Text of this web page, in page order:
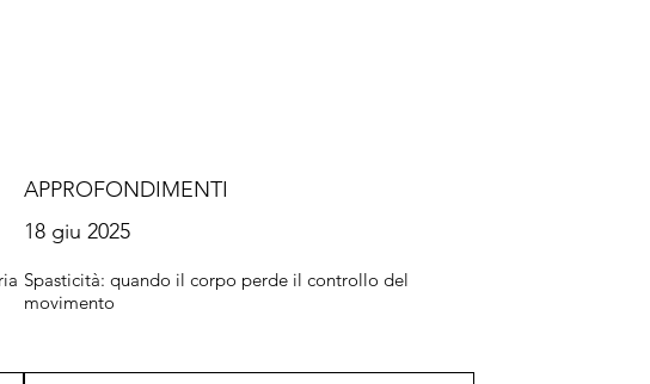
Spasticità: quando il corpo perde il controllo del
movimento
APPROFONDIMENTI
18 giu 2025